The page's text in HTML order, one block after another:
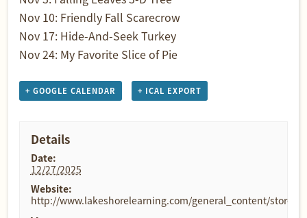
Nov 10: Friendly Fall Scarecrow
Nov 17: Hide-And-Seek Turkey
Nov 24: My Favorite Slice of Pie
+ GOOGLE CALENDAR + ICAL EXPORT
Details
Date:
12/27/2025
Website:
http://www.lakeshorelearning.com/general_content/